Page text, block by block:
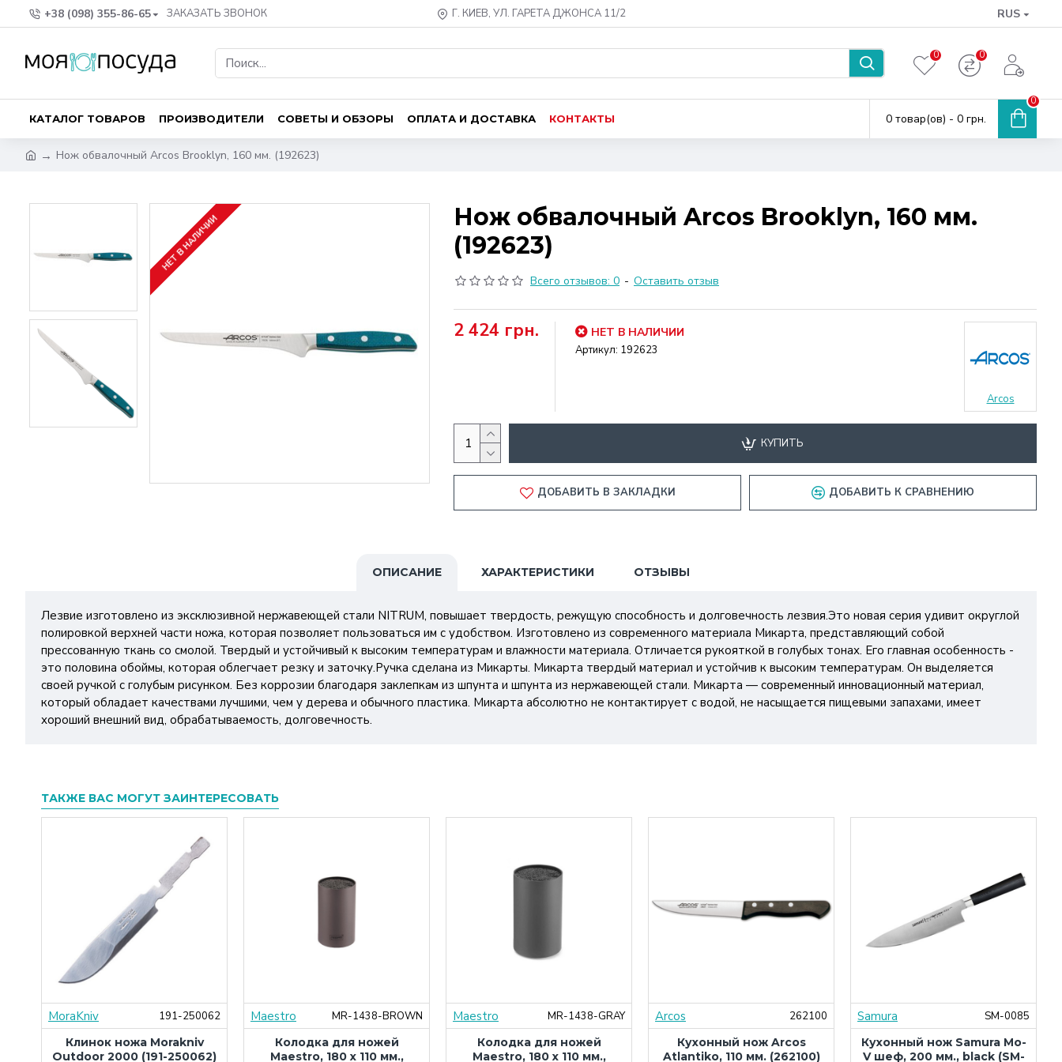
+38 (098) 355-86-65 ЗАКАЗАТЬ ЗВОНОК Г. КИЕВ, УЛ. ГАРЕТА ДЖОНСА 11/2 RUS
0 0
КАТАЛОГ ТОВАРОВ ПРОИЗВОДИТЕЛИ СОВЕТЫ И ОБЗОРЫ ОПЛАТА И ДОСТАВКА КОНТАКТЫ 0 товар(ов) - 0 грн.
0
Нож обвалочный Arcos Brooklyn, 160 мм. (192623)
НЕТ В НАЛИЧИИ
Нож обвалочный Arcos Brooklyn, 160 мм.
(192623)
Всего отзывов: 0 - Оставить отзыв
2 424 грн. НЕТ В НАЛИЧИИ
Артикул: 192623
Arcos
КУПИТЬ
ДОБАВИТЬ В ЗАКЛАДКИ ДОБАВИТЬ К СРАВНЕНИЮ
ОПИСАНИЕ ХАРАКТЕРИСТИКИ ОТЗЫВЫ
Лезвие изготовлено из эксклюзивной нержавеющей стали NITRUM, повышает твердость, режущую способность и долговечность лезвия.Это новая серия удивит округлой
полировкой верхней части ножа, которая позволяет пользоваться им с удобством. Изготовлено из современного материала Микарта, представляющий собой
прессованную ткань со смолой. Твердый и устойчивый к высоким температурам и влажности материала. Отличается рукояткой в голубых тонах. Его главная особенность -
это половина обоймы, которая облегчает резку и заточку.Ручка сделана из Микарты. Микарта твердый материал и устойчив к высоким температурам. Он выделяется
своей ручкой с голубым рисунком. Без коррозии благодаря заклепкам из шпунта и шпунта из нержавеющей стали. Микарта — современный инновационный материал,
который обладает качествами лучшими, чем у дерева и обычного пластика. Микарта абсолютно не контактирует с водой, не насыщается пищевыми запахами, имеет
хороший внешний вид, обрабатываемость, долговечность.
ТАКЖЕ ВАС МОГУТ ЗАИНТЕРЕСОВАТЬ
MoraKniv
191-250062
Клинок ножа Morakniv
Outdoor 2000 (191-250062)
Maestro
MR-1438-BROWN
Колодка для ножей
Maestro, 180 x 110 мм.,
Maestro
MR-1438-GRAY
Колодка для ножей
Maestro, 180 x 110 мм.,
Arcos
262100
Кухонный нож Arcos
Atlantiko, 110 мм. (262100)
Samura
SM-0085
Кухонный нож Samura Mo-
V шеф, 200 мм., black (SM-